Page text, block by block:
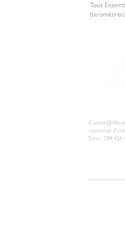
Tous
baromètre
reconnue
Siret : 789 426